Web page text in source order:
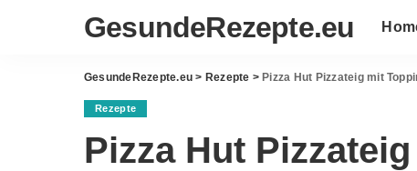
GesundeRezepte.eu
GesundeRezepte.eu > Rezepte > Pizza Hut Pizzateig mit
Rezepte
Pizza Hut